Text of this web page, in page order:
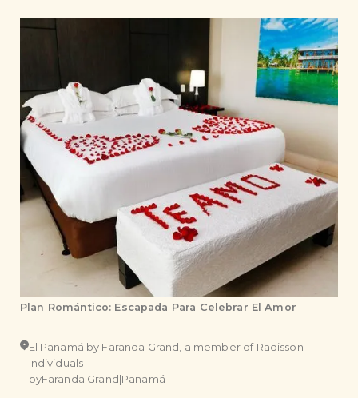
Plan Romántico: Escapada Para Celebrar El Amor
El Panamá by Faranda Grand, a member of Radisson
Individuals
byFaranda Grand|Panamá